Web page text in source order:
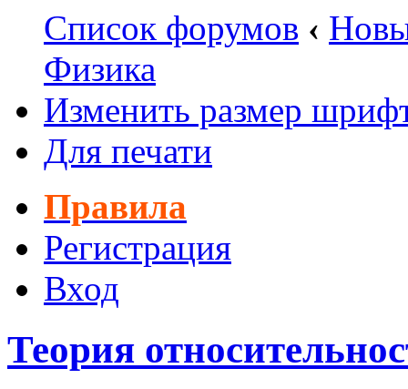
Список форумов ‹
Физика
Изменить размер
Для печати
Правила
Регистрация
Вход
Теория